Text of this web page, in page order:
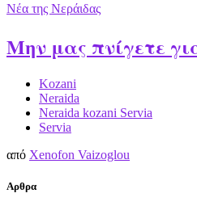
Νέα της Νεράιδας
Μην μας πνίγετε
Kozani
Neraida
Neraida kozani Servia
Servia
από Xenofon Vaizoglou
Αρθρα